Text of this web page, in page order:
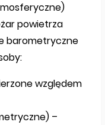
powietrza
barometryczne
względem
–